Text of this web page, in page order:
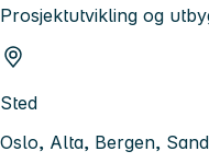
Prosjektutvikling og
Sted
Oslo, Alta, Bergen,